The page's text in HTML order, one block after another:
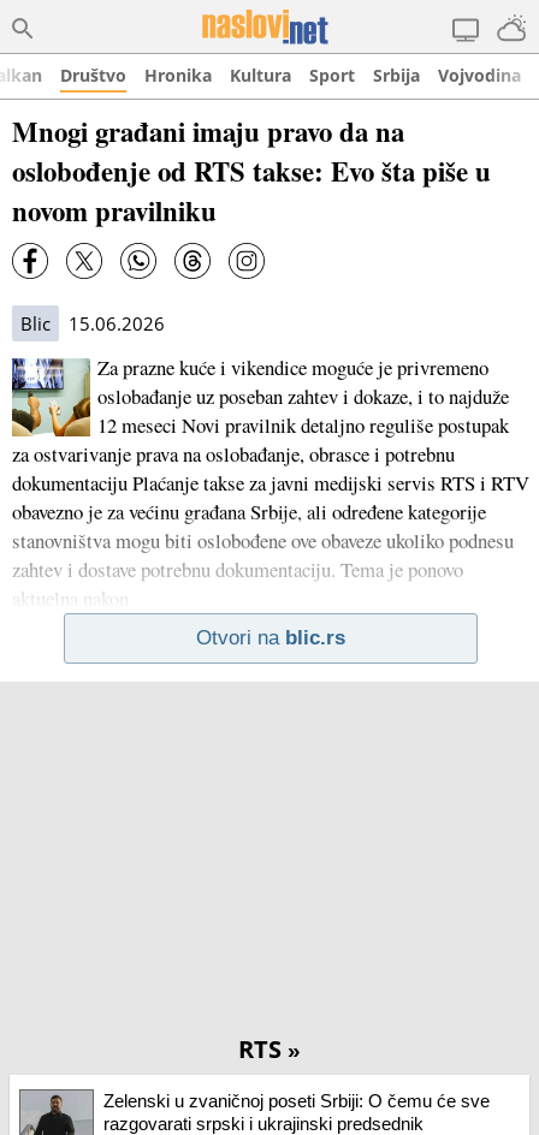
Društvo Hronika Kultura Sport Srbija Vojvodina
Mnogi građani imaju pravo da na
oslobođenje od RTS takse: Evo šta piše u
novom pravilniku
Blic 15.06.2026
Za prazne kuće i vikendice moguće je privremeno
oslobađanje uz poseban zahtev i dokaze, i to najduže
12 meseci Novi pravilnik detaljno reguliše postupak
za ostvarivanje prava na oslobađanje, obrasce i potrebnu
dokumentaciju Plaćanje takse za javni medijski servis RTS i RTV
obavezno je za većinu građana Srbije, ali određene kategorije
stanovništva mogu biti oslobođene ove obaveze ukoliko podnesu
zahtev i dostave potrebnu dokumentaciju. Tema je ponovo
aktuelna nakon
Otvori na blic.rs
RTS »
Zelenski u zvaničnoj poseti Srbiji: O čemu će sve
razgovarati srpski i ukrajinski predsednik